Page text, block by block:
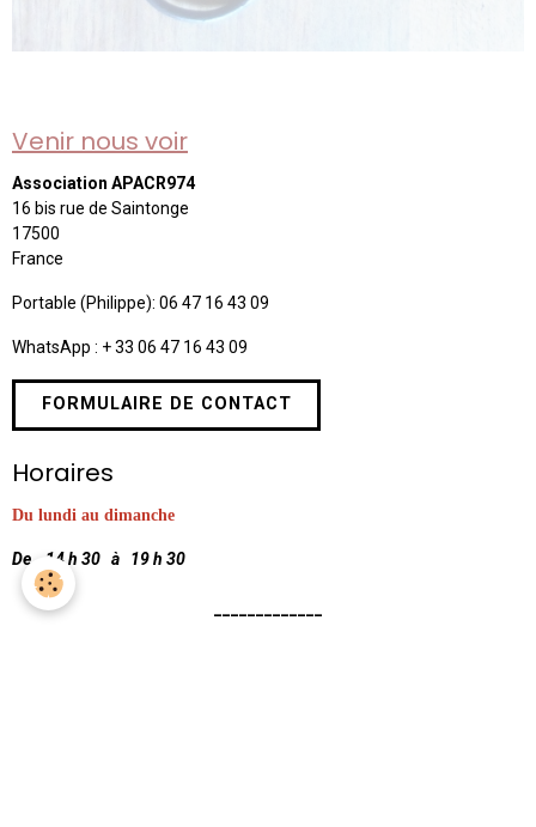
Venir nous voir
Association APACR974
16 bis rue de Saintonge
17500
France
Portable (Philippe): 06 47 16 43 09
WhatsApp : + 33 06 47 16 43 09
FORMULAIRE DE CONTACT
Horaires
Du lundi au dimanche
De 14 h 30 à 19 h 30